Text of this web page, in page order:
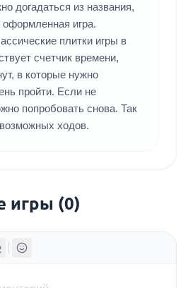
догадаться из названия,
оформленная игра.
плитки игры в
счетчик времени,
в которые нужно
пройти. Если не
попробовать снова. Так
ходов.
игры (0)